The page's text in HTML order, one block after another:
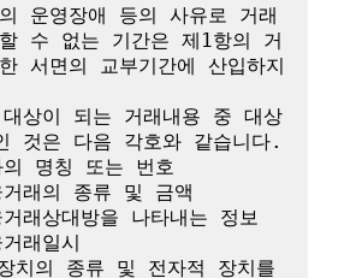
운영장애 등의 사유로 거래
수 없는 기간은 제1항의 거
서면의 교부기간에 산입하지
상이 되는 거래내용 중 대상
것은 다음 각호와 같습니다.
명칭 또는 번호
래의 종류 및 금액
래상대방을 나타내는 정보
래일시
치의 종류 및 전자적 장치를